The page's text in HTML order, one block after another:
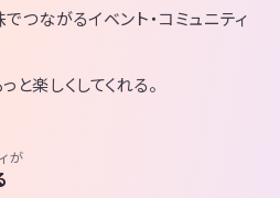
つながるイベント・コミュニティ
楽しくしてくれる。
が